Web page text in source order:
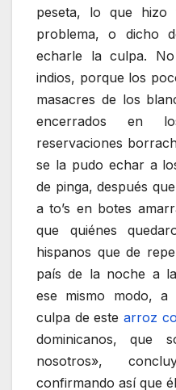
peseta, lo que
problema, o dicho
echarle la culpa.
indios, porque los
masacres de los
encerrados en
reservaciones
se la pudo echar a
de pinga, después
a to’s en botes
que quiénes
hispanos que de
país de la noche a
ese mismo modo,
culpa de este arroz
dominicanos, que
nosotros»,
confirmando así que